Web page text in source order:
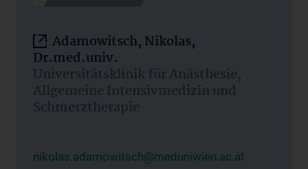
Adamowitsch, Nikolas,
Dr.med.univ.
Universitätsklinik für Anästhesie,
Allgemeine Intensivmedizin und
Schmerztherapie
nikolas.adamowitsch@meduniwien.ac.at